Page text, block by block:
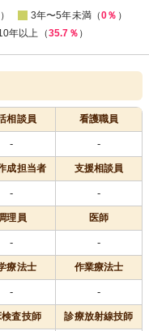
） 3年〜5年未満（0％ ）
年以上（35.7％ ）
相談員 看護職員
- -
成担当者 支援相談員
- -
理員 医師
- -
療法士 作業療法士
- -
検査技師 診療放射線技師